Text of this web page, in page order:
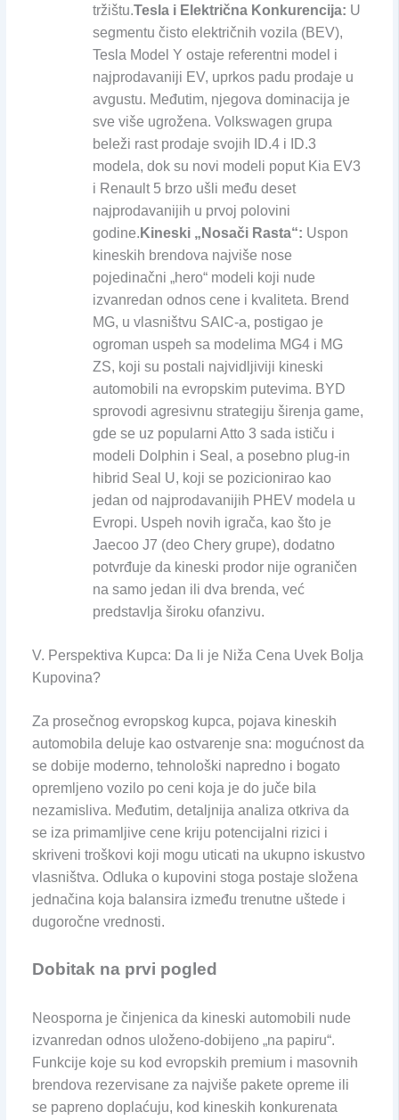
tržištu.Tesla i Električna Konkurencija: U
segmentu čisto električnih vozila (BEV),
Tesla Model Y ostaje referentni model i
najprodavaniji EV, uprkos padu prodaje u
avgustu. Međutim, njegova dominacija je
sve više ugrožena. Volkswagen grupa
beleži rast prodaje svojih ID.4 i ID.3
modela, dok su novi modeli poput Kia EV3
i Renault 5 brzo ušli među deset
najprodavanijih u prvoj polovini
godine. Kineski „Nosači Rasta“: Uspon
kineskih brendova najviše nose
pojedinačni „hero“ modeli koji nude
izvanredan odnos cene i kvaliteta. Brend
MG, u vlasništvu SAIC-a, postigao je
ogroman uspeh sa modelima MG4 i MG
ZS, koji su postali najvidljiviji kineski
automobili na evropskim putevima. BYD
sprovodi agresivnu strategiju širenja game,
gde se uz popularni Atto 3 sada ističu i
modeli Dolphin i Seal, a posebno plug-in
hibrid Seal U, koji se pozicionirao kao
jedan od najprodavanijih PHEV modela u
Evropi. Uspeh novih igrača, kao što je
Jaecoo J7 (deo Chery grupe), dodatno
potvrđuje da kineski prodor nije ograničen
na samo jedan ili dva brenda, već
predstavlja široku ofanzivu.
V. Perspektiva Kupca: Da li je Niža Cena Uvek Bolja
Kupovina?
Za prosečnog evropskog kupca, pojava kineskih
automobila deluje kao ostvarenje sna: mogućnost da
se dobije moderno, tehnološki napredno i bogato
opremljeno vozilo po ceni koja je do juče bila
nezamisliva. Međutim, detaljnija analiza otkriva da
se iza primamljive cene kriju potencijalni rizici i
skriveni troškovi koji mogu uticati na ukupno iskustvo
vlasništva. Odluka o kupovini stoga postaje složena
jednačina koja balansira između trenutne uštede i
dugoročne vrednosti.
Dobitak na prvi pogled
Neosporna je činjenica da kineski automobili nude
izvanredan odnos uloženo-dobijeno „na papiru“.
Funkcije koje su kod evropskih premium i masovnih
brendova rezervisane za najviše pakete opreme ili
se papreno doplaćuju, kod kineskih konkurenata